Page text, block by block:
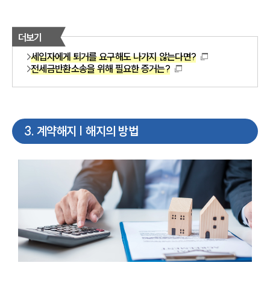
더보기
세입자에게 퇴거를 요구해도 나가지 않는다면?
전세금반환소송을 위해 필요한 증거는?
3. 계약해지 | 해지의 방법